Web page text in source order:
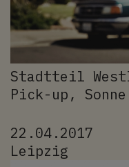
Stadtteil
Pick-up, Sonne
22.04.2017
Leipzig